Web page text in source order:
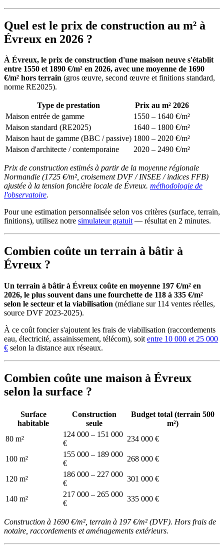
Quel est le prix de construction au m² à
Évreux en 2026 ?
À Évreux, le prix de construction d'une maison neuve s'établit
entre 1550 et 1890 €/m² en 2026, avec une moyenne de 1690
€/m² hors terrain (gros œuvre, second œuvre et finitions standard,
norme RE2025).
Type de prestation
Prix au m² 2026
Maison entrée de gamme
1550 – 1640 €/m²
Maison standard (RE2025)
1640 – 1800 €/m²
Maison haut de gamme (BBC / passive) 1800 – 2020 €/m²
Maison d'architecte / contemporaine
2020 – 2490 €/m²
Prix de construction estimés à partir de la moyenne régionale
Normandie (1725 €/m², croisement DVF / INSEE / indices FFB)
ajustée à la tension foncière locale de Évreux. méthodologie de
l'observatoire.
Pour une estimation personnalisée selon vos critères (surface, terrain,
finitions), utilisez notre simulateur gratuit— résultat en 2 minutes.
Combien coûte un terrain à bâtir à
Évreux ?
Un terrain à bâtir à Évreux coûte en moyenne 197 €/m² en
2026, le plus souvent dans une fourchette de 118 à 335 €/m²
selon le secteur et la viabilisation (médiane sur 114 ventes réelles,
source DVF 2023-2025).
À ce coût foncier s'ajoutent les frais de viabilisation (raccordements
eau, électricité, assainissement, télécom), soit entre 10 000 et 25 000
€ selon la distance aux réseaux.
Combien coûte une maison à Évreux
selon la surface ?
Surface
habitable
Construction
seule
Budget total (terrain 500
m²)
80 m²
124 000 – 151 000
€
234 000 €
100 m²
155 000 – 189 000
€
268 000 €
120 m²
186 000 – 227 000
€
301 000 €
140 m²
217 000 – 265 000
€
335 000 €
Construction à 1690 €/m², terrain à 197 €/m² (DVF). Hors frais de
notaire, raccordements et aménagements extérieurs.